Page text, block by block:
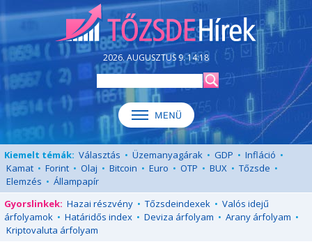
2026. AUGUSZTUS 9. 14:18
Kiemelt témák: Választás • Üzemanyagárak • GDP • Infláció •
Kamat • Forint • Olaj • Bitcoin • Euro • OTP • BUX • Tőzsde •
Elemzés • Állampapír
Gyorslinkek: Hazai részvény • Tőzsdeindexek • Valós idejű
árfolyamok • Határidős index • Deviza árfolyam • Arany árfolyam •
Kriptovaluta árfolyam